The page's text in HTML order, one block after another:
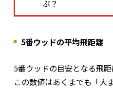
ぶ？
5番ウッドの平均飛距離
5番ウッドの目安となる飛距
この数値はあくまでも「大